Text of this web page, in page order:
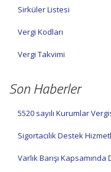
Sirküler Listesi
Vergi Kodları
Vergi Takvimi
Son Haberler
5520 sayılı Kurumlar
Sigortacılık Destek
Varlık Barışı